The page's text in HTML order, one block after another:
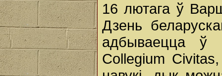
16 лютага ў
Дзень
адбываецца ў
Collegium